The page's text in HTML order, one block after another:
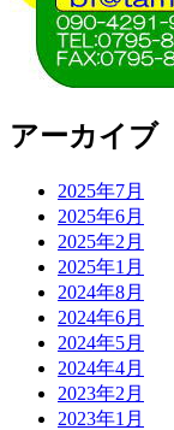
アーカイブ
2025年7月
2025年6月
2025年2月
2025年1月
2024年8月
2024年6月
2024年5月
2024年4月
2023年2月
2023年1月